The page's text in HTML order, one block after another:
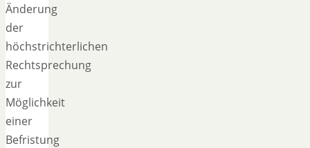
Änderung
der
höchstrichterlichen
Rechtsprechung
zur
Möglichkeit
einer
Befristung